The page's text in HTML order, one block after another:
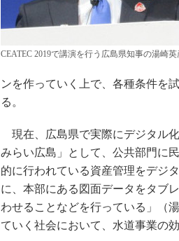
CEATEC 2019で講演を行う広島県知事の湯崎英
ンを作っていく上で、各種条件を
る。
現在、広島県で実際にデジタル
みらい広島」として、公共部門に
的に行われている資産管理をデジ
に、本部にある図面データをタブ
わせることなどを行っている」（
ていく社会において、水道事業の